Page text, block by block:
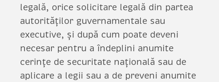
legală, orice solicitare legală din partea
autorităților guvernamentale sau
executive, și după cum poate deveni
necesar pentru a îndeplini anumite
cerințe de securitate națională sau de
aplicare a legii sau a de preveni anumite